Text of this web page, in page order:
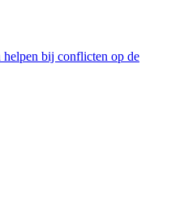
helpen bij conflicten op de